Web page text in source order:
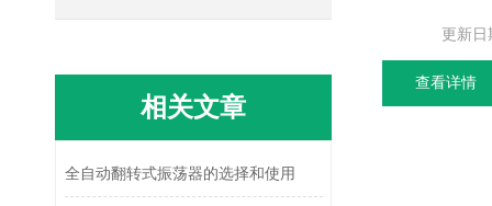
相关文章
全自动翻转式振荡器的选择和使用
更新日
查看详情